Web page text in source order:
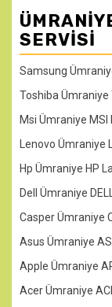
SERVISI
Samsung
Toshiba Ümraniye
Msi Ümraniye
Lenovo Ümraniye
Hp Ümraniye HP
Dell Ümraniye
Casper Ümraniye
Asus Ümraniye
Apple Ümraniye
Acer Ümraniye